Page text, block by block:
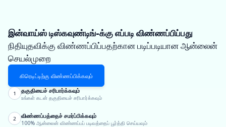
இன்வாய்ஸ் டிஸ்கவுண்டிங்-க்கு எப்படி விண்ணப்பிப்பது
நிதியுதவிக்கு விண்ணப்பிப்பதற்கான படிப்படியான ஆன்லைன்
செயல்முறை
கிரெடிட்டிற்கு விண்ணப்பிக்கவும்
1 தகுதியைச் சரிபார்க்கவும்
உங்கள் கடன் தகுதியைச் சரிபார்க்கவும்
2 விண்ணப்பத்தைச் சமர்ப்பிக்கவும்
100% ஆன்லைன் விண்ணப்பப் படிவத்தைப் பூர்த்தி செய்யவும்